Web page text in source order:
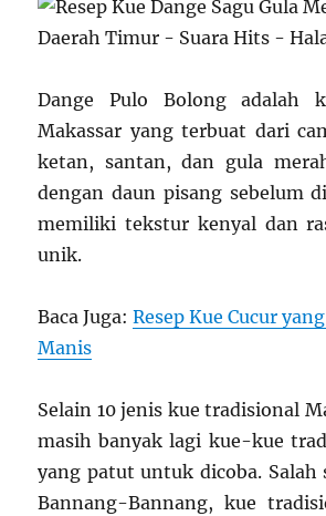
Dange Pulo Bolong adalah
Makassar yang terbuat dari
ketan, santan, dan gula
dengan daun pisang sebelum
memiliki tekstur kenyal dan
unik.
Baca Juga:Resep Kue Cucur
Manis
Selain 10 jenis kue tradisional
masih banyak lagi kue-kue
yang patut untuk dicoba. Salah
Bannang-Bannang, kue